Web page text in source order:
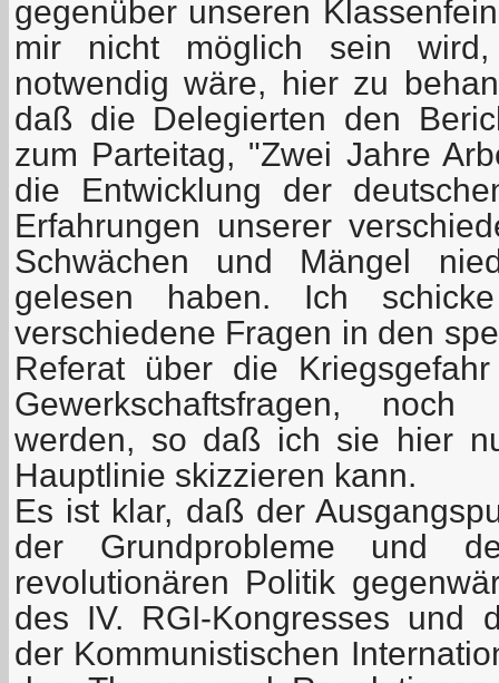
gegenüber unseren
mir nicht möglich sein
notwendig wäre, hier zu
daß die Delegierten den
zum Parteitag, "Zwei Jahre
die Entwicklung der
Erfahrungen unserer
Schwächen und Mängel
gelesen haben. Ich
verschiedene Fragen in den
Referat über die
Gewerkschaftsfragen, noch
werden, so daß ich sie hier
Hauptlinie skizzieren kann.
Es ist klar, daß der
der Grundprobleme und
revolutionären Politik
des IV. RGI-Kongresses und
der Kommunistischen